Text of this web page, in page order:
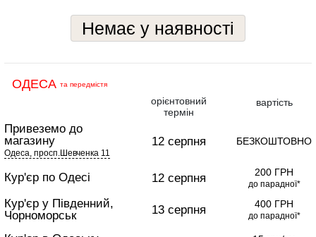
Немає у наявності
ОДЕСА та передмістя
орієнтовний
термін
вартість
Привеземо до
магазину
Одеса, просп.Шевченка 11
Кур'єр по Одесі
Кур'єр у Південний,
Чорноморськ
12 серпня
12 серпня
13 серпня
БЕЗКОШТОВНО
200 ГРН
до парадної*
400 ГРН
до парадної*